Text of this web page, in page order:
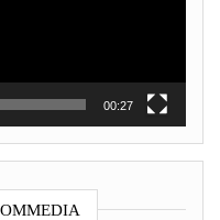
00:27